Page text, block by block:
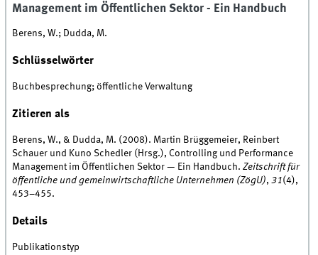
Management im Öffentlichen Sektor - Ein Handbuch
Berens, W.; Dudda, M.
Schlüsselwörter
Buchbesprechung; öffentliche Verwaltung
Zitieren als
Berens, W., & Dudda, M. (2008). Martin Brüggemeier, Reinbert
Schauer und Kuno Schedler (Hrsg.), Controlling und Performance
Management im Öffentlichen Sektor — Ein Handbuch.Zeitschrift für
öffentliche und gemeinwirtschaftliche Unternehmen (ZögU),31(4),
453–455.
Details
Publikationstyp